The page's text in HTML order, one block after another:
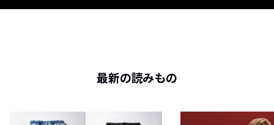
最新の読みもの